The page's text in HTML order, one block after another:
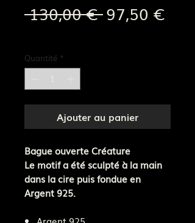
130,00 € Prix
97,50 €
Quantité *
Ajouter au panier
Bague ouverte Créature
Le motif a été sculpté à la main
dans la cire puis fondue en
Argent 925.
Argent 925